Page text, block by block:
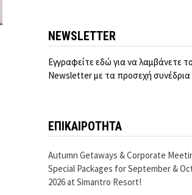
NEWSLETTER
Εγγραφείτε εδώ για να λαμβάνετε το
Newsletter με τα προσεχή συνέδρια
ΕΠΙΚΑΙΡΟΤΗΤΑ
Autumn Getaways & Corporate
Special Packages for September &
2026 at Simantro Resort!